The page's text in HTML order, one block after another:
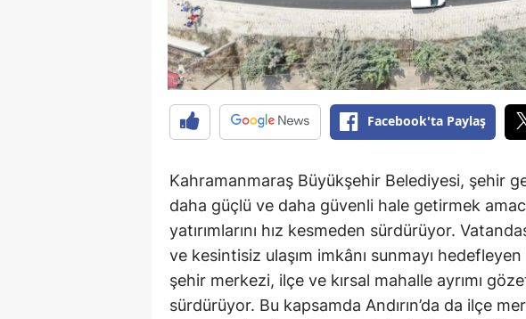
Facebook'ta Paylaş
Kahramanmaraş Büyükşehir Belediyesi, şehir
daha güçlü ve daha güvenli hale getirmek
yatırımlarını hız kesmeden sürdürüyor.
ve kesintisiz ulaşım imkânı sunmayı
şehir merkezi, ilçe ve kırsal mahalle ayrımı
sürdürüyor. Bu kapsamda Andırın’da da ilçe